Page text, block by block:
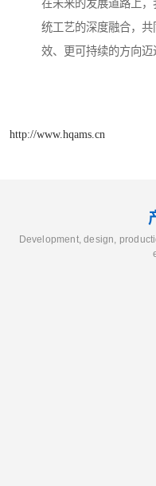
在未来的发展道路上
统工艺的深度融合，
效、更可持续的方向迈
http://www.hqams.cn
Development, design,